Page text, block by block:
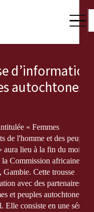
d’information
autochtones
« Femmes
de l'homme et des peuples:
lieu à la fin du mois
Commission africaine des
Gambie. Cette trousse
avec des partenaires qui
et peuples autochtones
consiste en une série